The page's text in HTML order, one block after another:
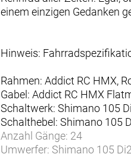
einem einzigen Gedanken
Hinweis:
Rahmen: Addict RC HMX,
Gabel: Addict RC HMX
Schaltwerk: Shimano 105
Schalthebel: Shimano 105
Anzahl Gänge: 24
Umwerfer: Shimano 105